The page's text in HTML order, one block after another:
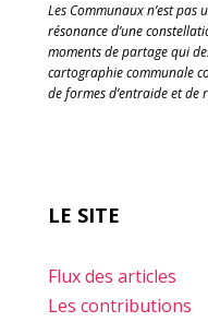
Les Communaux n’est pas
résonance d’une
moments de partage qui
cartographie communale
de formes d’entraide et de
LE SITE
Flux des articles
Les contributions